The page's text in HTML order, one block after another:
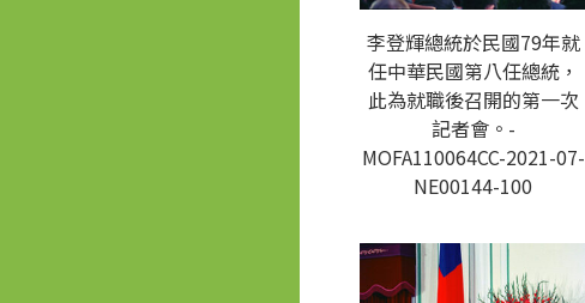
李登輝總統於民國79年就
任中華民國第八任總統，
此為就職後召開的第一次
記者會。-
MOFA110064CC-2021-07-
NE00144-100